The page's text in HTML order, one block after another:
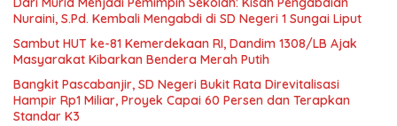
Nuraini, S.Pd. Kembali Mengabdi di SD Negeri 1 Sungai Liput
Sambut HUT ke-81 Kemerdekaan RI, Dandim 1308/LB Ajak
Masyarakat Kibarkan Bendera Merah Putih
Bangkit Pascabanjir, SD Negeri Bukit Rata Direvitalisasi
Hampir Rp1 Miliar, Proyek Capai 60 Persen dan Terapkan
Standar K3